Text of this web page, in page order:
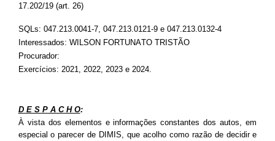
17.202/19 (art. 26)
SQLs: 047.213.0041-7, 047.213.0121-9 e 047.213.0132-4
Interessados: WILSON FORTUNATO TRISTÃO
Procurador:
Exercícios: 2021, 2022, 2023 e 2024.
D E S P A C H O:
À vista dos elementos e informações constantes dos autos, em
especial o parecer de DIMIS, que acolho como razão de decidir e